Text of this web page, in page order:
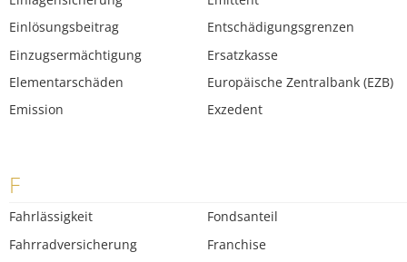
Einlösungsbeitrag
Einzugsermächtigung
Elementarschäden
Emission
Entschädigungsgrenzen
Ersatzkasse
Europäische Zentralbank (EZB)
Exzedent
F
Fahrlässigkeit
Fahrradversicherung
Fondsanteil
Franchise